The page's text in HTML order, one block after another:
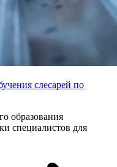
слесарей по
образования
специалистов для